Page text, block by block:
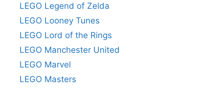
LEGO Legend of Zelda
LEGO Looney Tunes
LEGO Lord of the Rings
LEGO Manchester United
LEGO Marvel
LEGO Masters